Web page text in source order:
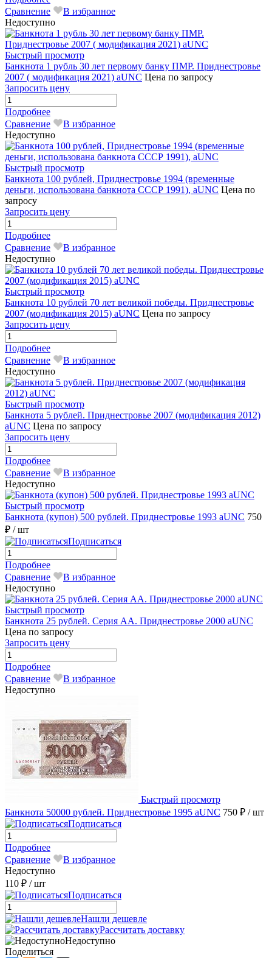
Сравнение
В избранное
Недоступно
Быстрый просмотр
Банкнота 1 рубль 30 лет первому банку ПМР. Приднестровье
2007 ( модификация 2021) aUNC Цена по запросу
Запросить цену
Подробнее
Сравнение
В избранное
Недоступно
Быстрый просмотр
Банкнота 100 рублей, Приднестровье 1994 (временные
деньги, использована банкнота СССР 1991), aUNC Цена по
запросу
Запросить цену
Подробнее
Сравнение
В избранное
Недоступно
Быстрый просмотр
Банкнота 10 рублей 70 лет великой победы. Приднестровье
2007 (модификация 2015) aUNC Цена по запросу
Запросить цену
Подробнее
Сравнение
В избранное
Недоступно
Быстрый просмотр
Банкнота 5 рублей. Приднестровье 2007 (модификация 2012)
aUNC Цена по запросу
Запросить цену
Подробнее
Сравнение
В избранное
Недоступно
Быстрый просмотр
Банкнота (купон) 500 рублей. Приднестровье 1993 aUNC 750
₽ / шт
Подписаться
Подробнее
Сравнение
В избранное
Недоступно
Быстрый просмотр
Банкнота 25 рублей. Серия АА. Приднестровье 2000 aUNC
Цена по запросу
Запросить цену
Подробнее
Сравнение
В избранное
Недоступно
Быстрый просмотр
Банкнота 50000 рублей. Приднестровье 1995 aUNC 750 ₽ / шт
Подписаться
Подробнее
Сравнение
В избранное
Недоступно
110 ₽ / шт
Подписаться
Нашли дешевле
Рассчитать доставку
Недоступно
Поделиться